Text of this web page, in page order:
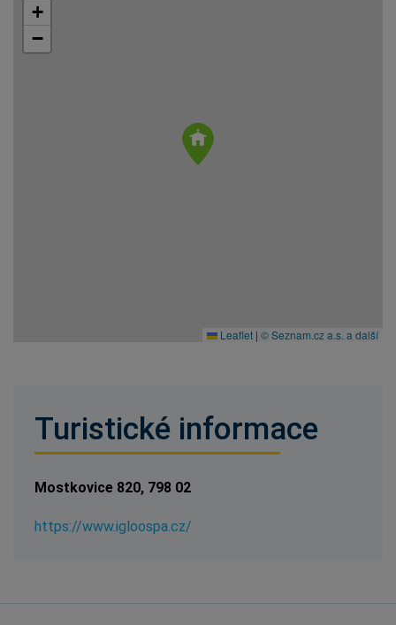
+
−
Leaflet | © Seznam.cz a.s. a další
Turistické informace
Mostkovice 820, 798 02
https://www.igloospa.cz/